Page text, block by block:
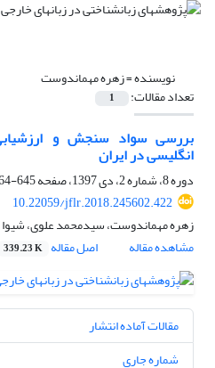
نویسنده =زهره مهماندوست
تعداد مقالات: 1
بررسی سواد سنجش و
انگلیسی در ایران
دوره 8، شماره 2، دی 1397، صفحه
645-664
10.22059/jflr.2018.245602.422
زهره مهماندوست، سیدمحمد علوی، شیوا
مشاهده مقاله
اصل مقاله 339.23 K
مقالات آماده انتشار
شماره جاری